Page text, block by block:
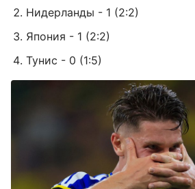
Нидерланды - 1 (2:2)
Япония - 1 (2:2)
Тунис - 0 (1:5)